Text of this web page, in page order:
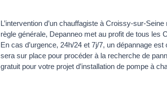
L’intervention d’un chauffagiste à Croissy-sur-
règle générale, Depanneo met au profit de tous
En cas d’urgence, 24h/24 et 7j/7, un dépannage
sera sur place pour procéder à la recherche de
gratuit pour votre projet d’installation de pompe à